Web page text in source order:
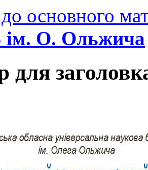
основного
О. Ольжича
для